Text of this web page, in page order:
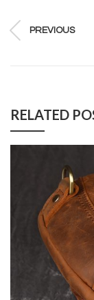
PREVIOUS
RELATED